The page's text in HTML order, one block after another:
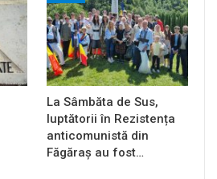
La Sâmbăta de Sus,
luptătorii în Rezistența
anticomunistă din
Făgăraș au fost…